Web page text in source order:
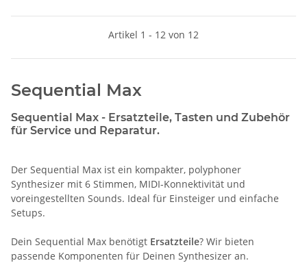
Artikel 1 - 12 von 12
Sequential Max
Sequential Max - Ersatzteile, Tasten und Zubehör
für Service und Reparatur.
Der Sequential Max ist ein kompakter, polyphoner
Synthesizer mit 6 Stimmen, MIDI-Konnektivität und
voreingestellten Sounds. Ideal für Einsteiger und einfache
Setups.
Dein Sequential Max benötigt Ersatzteile? Wir bieten
passende Komponenten für Deinen Synthesizer an.